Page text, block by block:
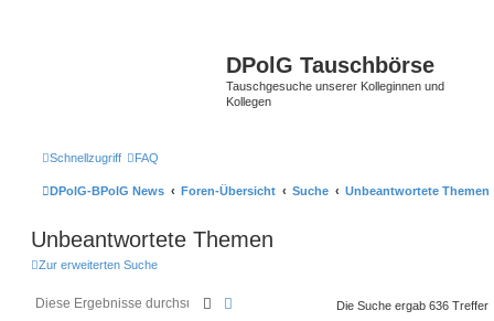
DPolG Tauschbörse
Tauschgesuche unserer Kolleginnen und
Kollegen
Schnellzugriff FAQ
DPolG-BPolG News Foren-Übersicht Suche Unbeantwortete Themen
Unbeantwortete Themen
Zur erweiterten Suche
SucheErweiterte SucheDie Suche ergab 636 Treffer